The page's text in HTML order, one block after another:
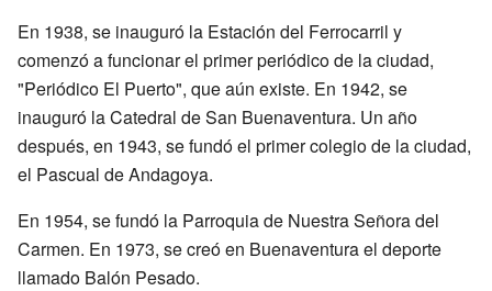
En 1938, se inauguró la Estación del Ferrocarril y
comenzó a funcionar el primer periódico de la ciudad,
"Periódico El Puerto", que aún existe. En 1942, se
inauguró la Catedral de San Buenaventura. Un año
después, en 1943, se fundó el primer colegio de la ciudad,
el Pascual de Andagoya.
En 1954, se fundó la Parroquia de Nuestra Señora del
Carmen. En 1973, se creó en Buenaventura el deporte
llamado Balón Pesado.